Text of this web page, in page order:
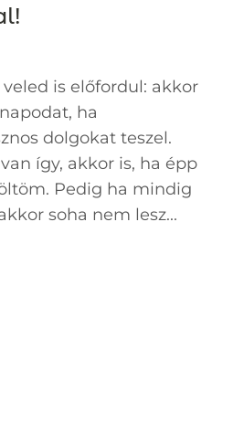
is előfordul: akkor
ha
dolgokat teszel.
így, akkor is, ha épp
Pedig ha mindig
soha nem lesz...